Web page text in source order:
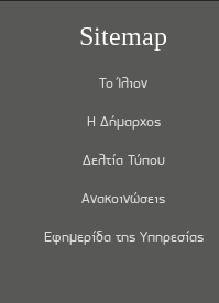
Sitemap
Το Ίλιον
Η Δήμαρχος
Δελτία Τύπου
Ανακοινώσεις
Εφημερίδα της Υπηρεσίας